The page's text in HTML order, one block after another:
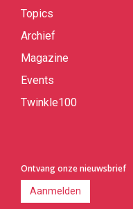
Topics
Archief
Magazine
Events
Twinkle100
Ontvang onze nieuwsbrief
Aanmelden